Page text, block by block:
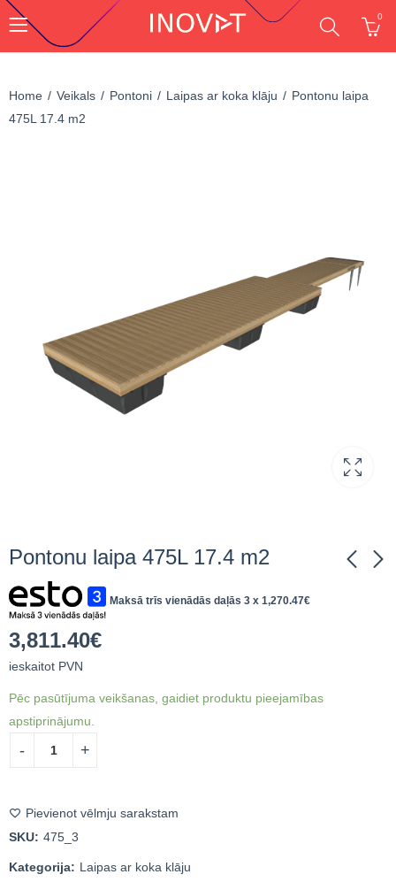
0
Home Veikals Pontoni Laipas ar koka klāju
Pontonu laipa
475L 17.4 m2
Pontonu laipa 475L 17.4 m2
Maksā trīs vienādās daļās 3 x 1,270.47€
3,811.40€
ieskaitot PVN
Pēc pasūtījuma veikšanas, gaidiet produktu pieejamības
apstiprinājumu.
Pievienot vēlmju sarakstam
SKU: 475_3
Kategorija: Laipas ar koka klāju